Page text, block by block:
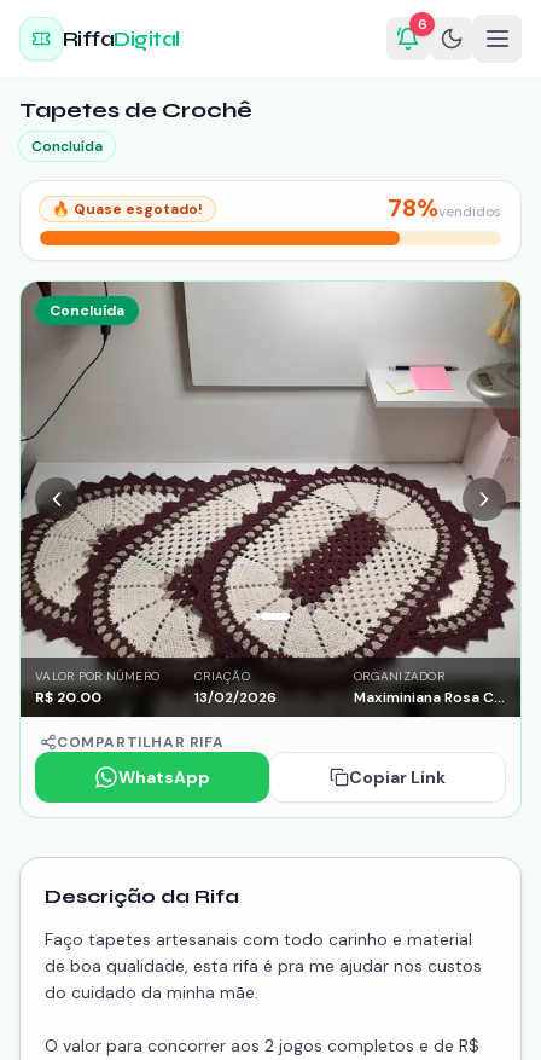
RiffaDigital
6
Tapetes de Crochê
Concluída
🔥 Quase esgotado! 78%vendidos
VALOR POR NÚMERO
R$20.00
CRIAÇÃO
13/02/2026
ORGANIZADOR
Maximiniana Rosa Correia
Concluída
COMPARTILHAR RIFA
WhatsApp Copiar Link
Descrição da Rifa
Faço tapetes artesanais com todo carinho e material
de boa qualidade, esta rifa é pra me ajudar nos custos
do cuidado da minha mãe.
O valor para concorrer aos 2 jogos completos e de R$